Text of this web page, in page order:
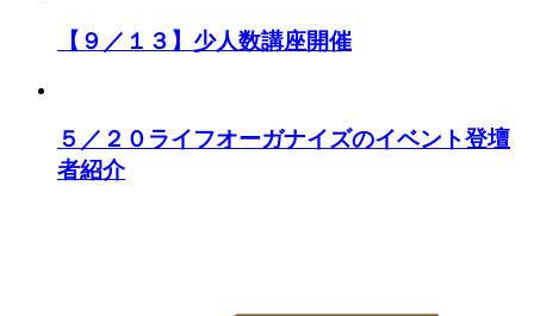
【９／１３】少人数講座開催
５／２０ライフオーガナイズのイベント登壇
者紹介